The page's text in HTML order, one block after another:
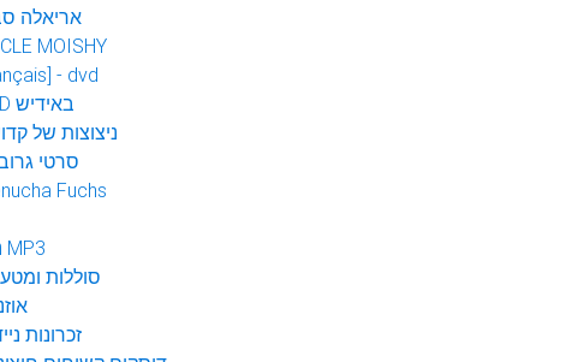
אריאלה
MOISHY
- dvd
DVD באידיש
ניצוצות של
סרטי
Fuchs
נגני MP3
סוללות
זכרונות